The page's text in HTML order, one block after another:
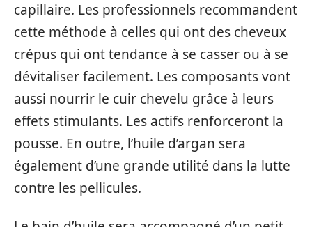
capillaire. Les professionnels recommandent
cette méthode à celles qui ont des cheveux
crépus qui ont tendance à se casser ou à se
dévitaliser facilement. Les composants vont
aussi nourrir le cuir chevelu grâce à leurs
effets stimulants. Les actifs renforceront la
pousse. En outre, l’huile d’argan sera
également d’une grande utilité dans la lutte
contre les pellicules.